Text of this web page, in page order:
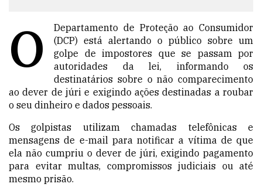
O
Departamento de Proteção ao Consumidor
(DCP) está alertando o público sobre um
golpe de impostores que se passam por
autoridades da lei, informando os
destinatários sobre o não comparecimento
ao dever de júri e exigindo ações destinadas a roubar
o seu dinheiro e dados pessoais.
Os golpistas utilizam chamadas telefônicas e
mensagens de e-mail para notificar a vítima de que
ela não cumpriu o dever de júri, exigindo pagamento
para evitar multas, compromissos judiciais ou até
mesmo prisão.